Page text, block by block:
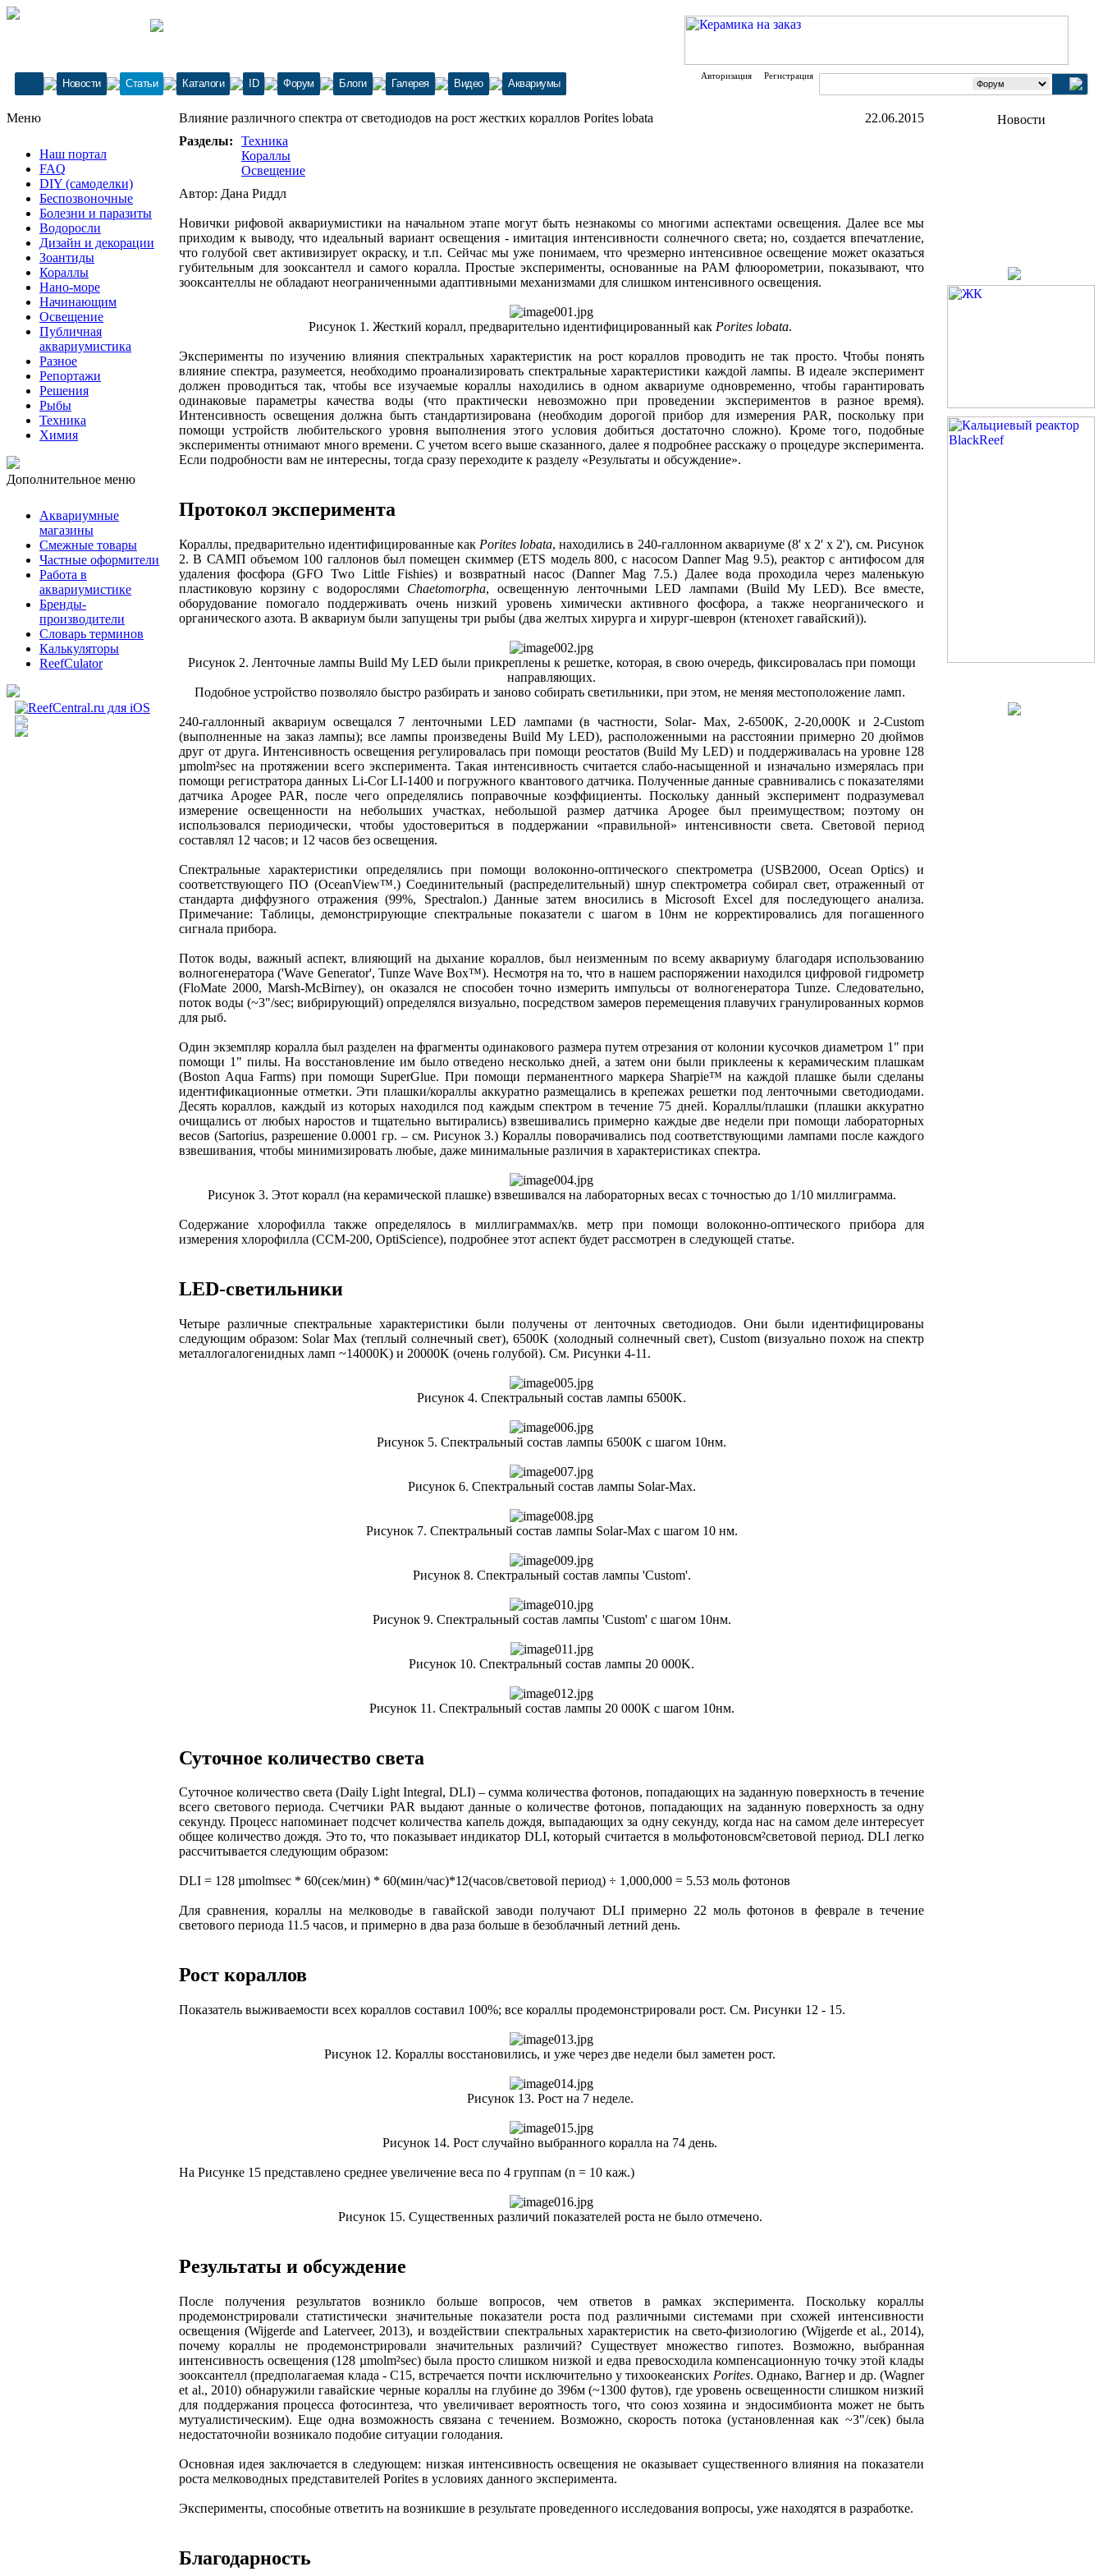
Новости Статьи Каталоги ID Форум Блоги Галерея Видео Аквариумы
Авторизация Регистрация
Меню
Наш портал
FAQ
DIY (самоделки)
Беспозвоночные
Болезни и паразиты
Водоросли
Дизайн и декорации
Зоантиды
Кораллы
Нано-море
Начинающим
Освещение
Публичная
аквариумистика
Разное
Репортажи
Решения
Рыбы
Техника
Химия
Дополнительное меню
Аквариумные
магазины
Смежные товары
Частные оформители
Работа в
аквариумистике
Бренды-
производители
Словарь терминов
Калькуляторы
ReefCulator
Влияние различного спектра от светодиодов на рост жестких кораллов Porites lobata
22.06.2015
Разделы:
Техника
Кораллы
Освещение
Автор: Дана Риддл
Новички рифовой аквариумистики на начальном этапе могут быть незнакомы со многими аспектами освещения. Далее все мы
приходим к выводу, что идеальный вариант освещения - имитация интенсивности солнечного света; но, создается впечатление,
что голубой свет активизирует окраску, и т.п. Сейчас мы уже понимаем, что чрезмерно интенсивное освещение может оказаться
губительным для зооксантелл и самого коралла. Простые эксперименты, основанные на PAM флюорометрии, показывают, что
зооксантеллы не обладают неограниченными адаптивными механизмами для слишком интенсивного освещения.
Рисунок 1. Жесткий коралл, предварительно идентифицированный как Porites lobata.
Эксперименты по изучению влияния спектральных характеристик на рост кораллов проводить не так просто. Чтобы понять
влияние спектра, разумеется, необходимо проанализировать спектральные характеристики каждой лампы. В идеале эксперимент
должен проводиться так, чтобы все изучаемые кораллы находились в одном аквариуме одновременно, чтобы гарантировать
одинаковые параметры качества воды (что практически невозможно при проведении экспериментов в разное время).
Интенсивность освещения должна быть стандартизирована (необходим дорогой прибор для измерения PAR, поскольку при
помощи устройств любительского уровня выполнения этого условия добиться достаточно сложно). Кроме того, подобные
эксперименты отнимают много времени. С учетом всего выше сказанного, далее я подробнее расскажу о процедуре эксперимента.
Если подробности вам не интересны, тогда сразу переходите к разделу «Результаты и обсуждение».
Протокол эксперимента
Кораллы, предварительно идентифицированные как Porites lobata, находились в 240-галлонном аквариуме (8' x 2' x 2'), см. Рисунок
2. В САМП объемом 100 галлонов был помещен скиммер (ETS модель 800, с насосом Danner Mag 9.5), реактор с антифосом для
удаления фосфора (GFO Two Little Fishies) и возвратный насос (Danner Mag 7.5.) Далее вода проходила через маленькую
пластиковую корзину с водорослями Chaetomorpha, освещенную ленточными LED лампами (Build My LED). Все вместе,
оборудование помогало поддерживать очень низкий уровень химически активного фосфора, а также неорганического и
органического азота. В аквариум были запущены три рыбы (два желтых хирурга и хирург-шеврон (ктенохет гавайский)).
Рисунок 2. Ленточные лампы Build My LED были прикреплены к решетке, которая, в свою очередь, фиксировалась при помощи
направляющих.
Подобное устройство позволяло быстро разбирать и заново собирать светильники, при этом, не меняя местоположение ламп.
240-галлонный аквариум освещался 7 ленточными LED лампами (в частности, Solar- Max, 2-6500K, 2-20,000K и 2-Custom
(выполненные на заказ лампы); все лампы произведены Build My LED), расположенными на расстоянии примерно 20 дюймов
друг от друга. Интенсивность освещения регулировалась при помощи реостатов (Build My LED) и поддерживалась на уровне 128
µmolm²sec на протяжении всего эксперимента. Такая интенсивность считается слабо-насыщенной и изначально измерялась при
помощи регистратора данных Li-Cor LI-1400 и погружного квантового датчика. Полученные данные сравнивались с показателями
датчика Apogee PAR, после чего определялись поправочные коэффициенты. Поскольку данный эксперимент подразумевал
измерение освещенности на небольших участках, небольшой размер датчика Apogee был преимуществом; поэтому он
использовался периодически, чтобы удостовериться в поддержании «правильной» интенсивности света. Световой период
составлял 12 часов; и 12 часов без освещения.
Спектральные характеристики определялись при помощи волоконно-оптического спектрометра (USB2000, Ocean Optics) и
соответствующего ПО (OceanView™.) Соединительный (распределительный) шнур спектрометра собирал свет, отраженный от
стандарта диффузного отражения (99%, Spectralon.) Данные затем вносились в Microsoft Excel для последующего анализа.
Примечание: Таблицы, демонстрирующие спектральные показатели с шагом в 10нм не корректировались для погашенного
сигнала прибора.
Поток воды, важный аспект, влияющий на дыхание кораллов, был неизменным по всему аквариуму благодаря использованию
волногенератора ('Wave Generator', Tunze Wave Box™). Несмотря на то, что в нашем распоряжении находился цифровой гидрометр
(FloMate 2000, Marsh-McBirney), он оказался не способен точно измерить импульсы от волногенератора Tunze. Следовательно,
поток воды (~3"/sec; вибрирующий) определялся визуально, посредством замеров перемещения плавучих гранулированных кормов
для рыб.
Один экземпляр коралла был разделен на фрагменты одинакового размера путем отрезания от колонии кусочков диаметром 1" при
помощи 1" пилы. На восстановление им было отведено несколько дней, а затем они были приклеены к керамическим плашкам
(Boston Aqua Farms) при помощи SuperGlue. При помощи перманентного маркера Sharpie™ на каждой плашке были сделаны
идентификационные отметки. Эти плашки/кораллы аккуратно размещались в крепежах решетки под ленточными светодиодами.
Десять кораллов, каждый из которых находился под каждым спектром в течение 75 дней. Кораллы/плашки (плашки аккуратно
очищались от любых наростов и тщательно вытирались) взвешивались примерно каждые две недели при помощи лабораторных
весов (Sartorius, разрешение 0.0001 гр. – см. Рисунок 3.) Кораллы поворачивались под соответствующими лампами после каждого
взвешивания, чтобы минимизировать любые, даже минимальные различия в характеристиках спектра.
Рисунок 3. Этот коралл (на керамической плашке) взвешивался на лабораторных весах с точностью до 1/10 миллиграмма.
Содержание хлорофилла также определялось в миллиграммах/кв. метр при помощи волоконно-оптического прибора для
измерения хлорофилла (CCM-200, OptiScience), подробнее этот аспект будет рассмотрен в следующей статье.
LED-светильники
Четыре различные спектральные характеристики были получены от ленточных светодиодов. Они были идентифицированы
следующим образом: Solar Max (теплый солнечный свет), 6500K (холодный солнечный свет), Custom (визуально похож на спектр
металлогалогенидных ламп ~14000K) и 20000K (очень голубой). См. Рисунки 4-11.
Рисунок 4. Спектральный состав лампы 6500K.
Рисунок 5. Спектральный состав лампы 6500K с шагом 10нм.
Рисунок 6. Спектральный состав лампы Solar-Max.
Рисунок 7. Спектральный состав лампы Solar-Max с шагом 10 нм.
Рисунок 8. Спектральный состав лампы 'Custom'.
Рисунок 9. Спектральный состав лампы 'Custom' с шагом 10нм.
Рисунок 10. Спектральный состав лампы 20 000K.
Рисунок 11. Спектральный состав лампы 20 000K с шагом 10нм.
Суточное количество света
Суточное количество света (Daily Light Integral, DLI) – сумма количества фотонов, попадающих на заданную поверхность в течение
всего светового периода. Счетчики PAR выдают данные о количестве фотонов, попадающих на заданную поверхность за одну
секунду. Процесс напоминает подсчет количества капель дождя, выпадающих за одну секунду, когда нас на самом деле интересует
общее количество дождя. Это то, что показывает индикатор DLI, который считается в мольфотоновсм²световой период. DLI легко
рассчитывается следующим образом:
DLI = 128 µmolmsec * 60(сек/мин) * 60(мин/час)*12(часов/световой период) ÷ 1,000,000 = 5.53 моль фотонов
Для сравнения, кораллы на мелководье в гавайской заводи получают DLI примерно 22 моль фотонов в феврале в течение
светового периода 11.5 часов, и примерно в два раза больше в безоблачный летний день.
Рост кораллов
Показатель выживаемости всех кораллов составил 100%; все кораллы продемонстрировали рост. См. Рисунки 12 - 15.
Рисунок 12. Кораллы восстановились, и уже через две недели был заметен рост.
Рисунок 13. Рост на 7 неделе.
Рисунок 14. Рост случайно выбранного коралла на 74 день.
На Рисунке 15 представлено среднее увеличение веса по 4 группам (n = 10 каж.)
Рисунок 15. Существенных различий показателей роста не было отмечено.
Результаты и обсуждение
После получения результатов возникло больше вопросов, чем ответов в рамках эксперимента. Поскольку кораллы
продемонстрировали статистически значительные показатели роста под различными системами при схожей интенсивности
освещения (Wijgerde and Laterveer, 2013), и воздействии спектральных характеристик на свето-физиологию (Wijgerde et al., 2014),
почему кораллы не продемонстрировали значительных различий? Существует множество гипотез. Возможно, выбранная
интенсивность освещения (128 µmolm²sec) была просто слишком низкой и едва превосходила компенсационную точку этой клады
зооксантелл (предполагаемая клада - C15, встречается почти исключительно у тихоокеанских Porites. Однако, Вагнер и др. (Wagner
et al., 2010) обнаружили гавайские черные кораллы на глубине до 396м (~1300 футов), где уровень освещенности слишком низкий
для поддержания процесса фотосинтеза, что увеличивает вероятность того, что союз хозяина и эндосимбионта может не быть
мутуалистическим). Еще одна возможность связана с течением. Возможно, скорость потока (установленная как ~3"/сек) была
недостаточнойи возникало подобие ситуации голодания.
Основная идея заключается в следующем: низкая интенсивность освещения не оказывает существенного влияния на показатели
роста мелководных представителей Porites в условиях данного эксперимента.
Эксперименты, способные ответить на возникшие в результате проведенного исследования вопросы, уже находятся в разработке.
Благодарность